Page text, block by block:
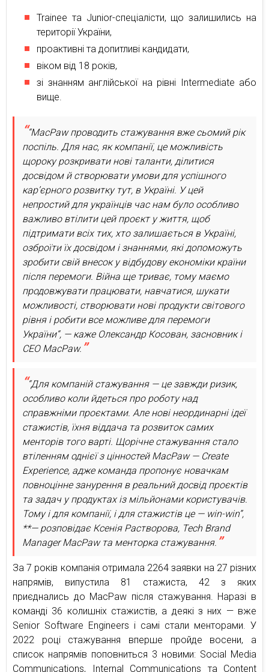
Trainee та Junior-спеціалісти, що залишились на
території України,
проактивні та допитливі кандидати,
віком від 18 років,
зі знанням англійської на рівні Intermediate або
вище.
“MacPaw проводить стажування вже сьомий рік
поспіль. Для нас, як компанії, це можливість
щороку розкривати нові таланти, ділитися
досвідом й створювати умови для успішного
кар’єрного розвитку тут, в Україні. У цей
непростий для українців час нам було особливо
важливо втілити цей проєкт у життя, щоб
підтримати всіх тих, хто залишається в Україні,
озброїти їх досвідом і знаннями, які допоможуть
зробити свій внесок у відбудову економіки країни
після перемоги. Війна ще триває, тому маємо
продовжувати працювати, навчатися, шукати
можливості, створювати нові продукти світового
рівня і робити все можливе для перемоги
України“, — каже Олександр Косован, засновник і
CEO MacPaw.
“Для компаній стажування — це завжди ризик,
особливо коли йдеться про роботу над
справжніми проєктами. Але нові неординарні ідеї
стажистів, їхня віддача та розвиток самих
менторів того варті. Щорічне стажування стало
втіленням однієї з цінностей MacPaw — Create
Experience, адже команда пропонує новачкам
повноцінне занурення в реальний досвід проєктів
та задач у продуктах із мільйонами користувачів.
Тому і для компанії, і для стажистів це — win-win”,
**— розповідає Ксенія Растворова, Tech Brand
Manager MacPaw та менторка стажування.
За 7 років компанія отримала 2264 заявки на 27 різних
напрямів, випустила 81 стажиста, 42 з яких
приєднались до MacPaw після стажування. Наразі в
команді 36 колишніх стажистів, а деякі з них — вже
Senior Software Engineers і самі стали менторами. У
2022 році стажування вперше пройде восени, а
список напрямів поповниться 3 новими: Social Media
Communications, Internal Communications та Content